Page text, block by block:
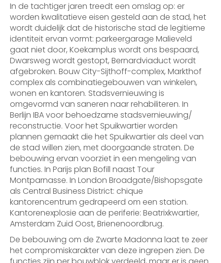
In de tachtiger jaren treedt een omslag op: er
worden kwalitatieve eisen gesteld aan de stad, het
wordt duidelijk dat de historische stad de legitieme
identiteit ervan vormt: parkeergarage Malieveld
gaat niet door, Koekamplus wordt ons bespaard,
Dwarsweg wordt gestopt, Bernardviaduct wordt
afgebroken. Bouw City-Sijthoff-complex, Markthof
complex als combinatiegebouwen van winkelen,
wonen en kantoren. Stadsvernieuwing is
omgevormd van saneren naar rehabiliteren. In
Berlijn IBA voor behoedzame stadsvernieuwing/
reconstructie. Voor het Spuikwartier worden
plannen gemaakt die het Spuikwartier als deel van
de stad willen zien, met doorgaande straten. De
bebouwing ervan voorziet in een mengeling van
functies. In Parijs plan Bofill naast Tour
Montparnasse. In London Broadgate/Bishopsgate
als Central Business District: chique
kantorencentrum gedrapeerd om een station.
Kantorenexplosie aan de periferie: Beatrixkwartier,
Amsterdam Zuid Oost, Brienenoordbrug.
De bebouwing om de Zwarte Madonna laat te zeer
het compromiskarakter van deze ingrepen zien. De